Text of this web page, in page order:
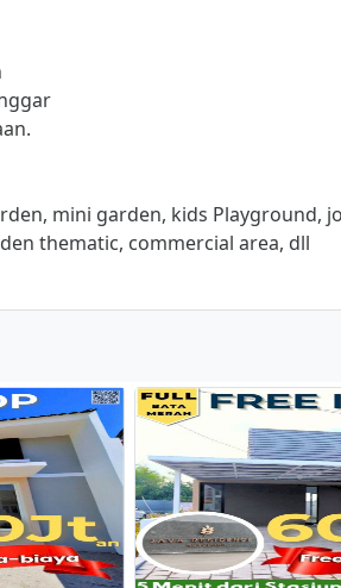
mini garden, kids Playground,
thematic, commercial area, dll